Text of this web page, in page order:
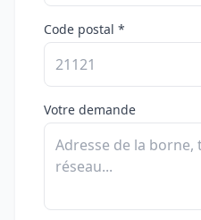
Code postal *
Votre demande